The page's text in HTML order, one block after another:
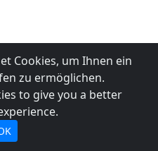
Cookies, um Ihnen ein
zu ermöglichen.
to give you a better